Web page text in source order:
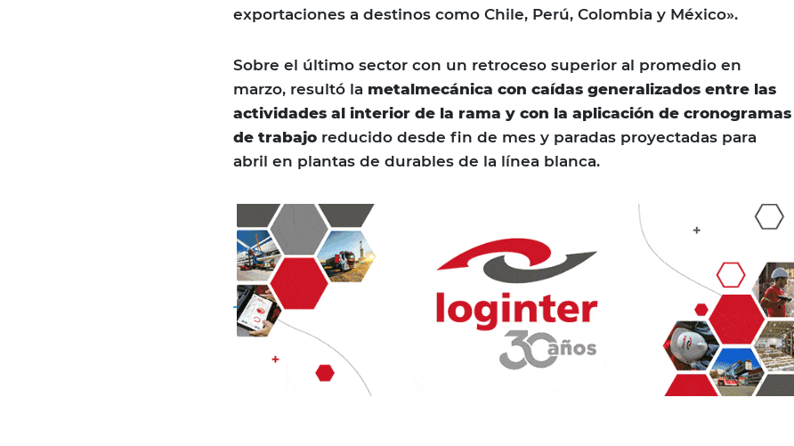
exportaciones a destinos como Chile, Perú, Colombia y México».
Sobre el último sector con un retroceso superior al promedio en
marzo, resultó la metalmecánica con caídas generalizados entre las
actividades al interior de la rama y con la aplicación de cronogramas
de trabajo reducido desde fin de mes y paradas proyectadas para
abril en plantas de durables de la línea blanca.